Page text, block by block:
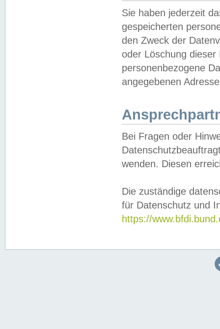
Sie haben jederzeit
gespeicherten
den Zweck der
oder Löschung
personenbezogene
angegebenen
Bei Fragen oder
wenden. Diesen
Die zuständige
für Datenschutz und
https://